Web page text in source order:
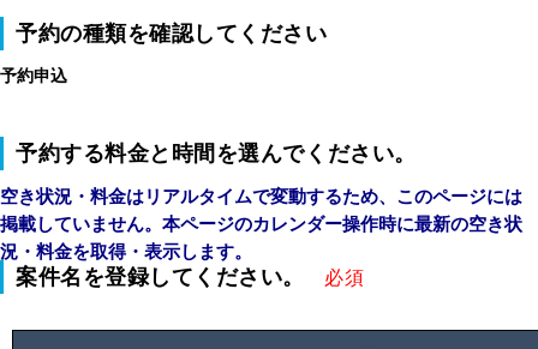
予約の種類を確認してください
予約申込
予約する料金と時間を選んでください。
空き状況・料金はリアルタイムで変動するため、このページには
掲載していません。本ページのカレンダー操作時に最新の空き状
況・料金を取得・表示します。
案件名を登録してください。 必須